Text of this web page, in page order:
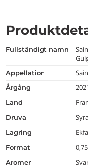
fullständigt namn
appellation
årgång 2021
land
druva
lagring
format 0,75
aromer